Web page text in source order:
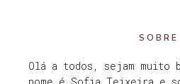
SOBRE
Olá a todos, sejam muito